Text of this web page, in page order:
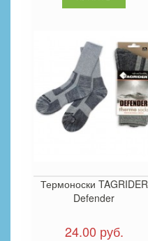
Термоноски TAGRIDER
Defender
24.00 руб.